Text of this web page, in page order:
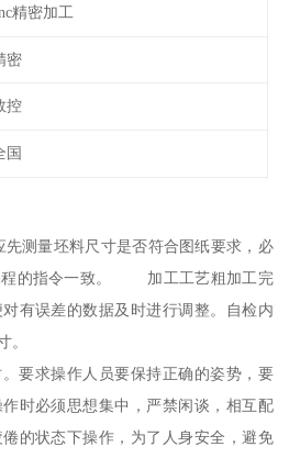
精密加工
密
控
国
先测量坯料尺寸是否符合图纸要求，必
程的指令一致。 加工工艺粗加工完
有误差的数据及时进行调整。自检内
。
要求操作人员要保持正确的姿势，要
时必须思想集中，严禁闲谈，相互配
的状态下操作，为了人身安全，避免